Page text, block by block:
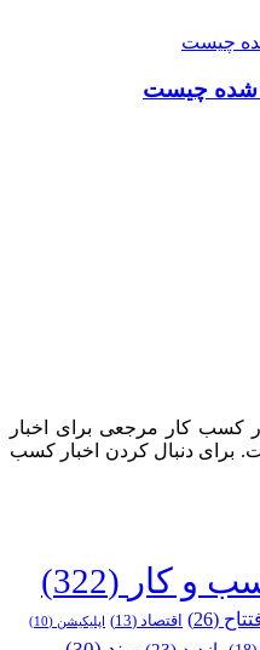
شده چیست
کسب کار مرجعی برای اخبار
برای دنبال کردن اخبار کسب
و کار (322)
(26) اقتصاد (13) اپلیکیشن (10)